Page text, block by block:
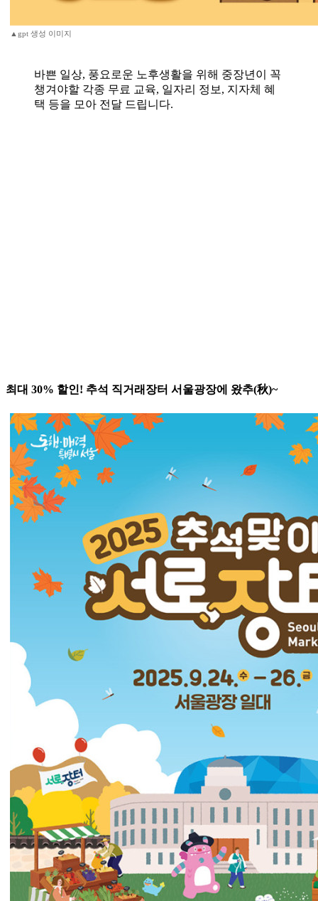
▲gpt 생성 이미지
바쁜 일상, 풍요로운 노후생활을 위해 중장년이 꼭
챙겨야할 각종 무료 교육, 일자리 정보, 지자체 혜
택 등을 모아 전달 드립니다.
최대 30% 할인! 추석 직거래장터 서울광장에 왔추(秋)~